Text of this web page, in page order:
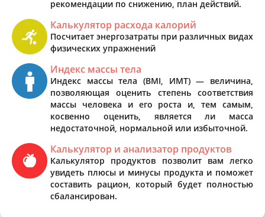
рекомендации по снижению, план действий.
Калькулятор расхода калорий
Посчитает энергозатраты при различных видах
физических упражнений
Индекс массы тела
Индекс массы тела (BMI, ИМТ) — величина,
позволяющая оценить степень соответствия
массы человека и его роста и, тем самым,
косвенно оценить, является ли масса
недостаточной, нормальной или избыточной.
Калькулятор и анализатор продуктов
Калькулятор продуктов позволит вам легко
увидеть плюсы и минусы продукта и поможет
составить рацион, который будет полностью
сбалансирован.